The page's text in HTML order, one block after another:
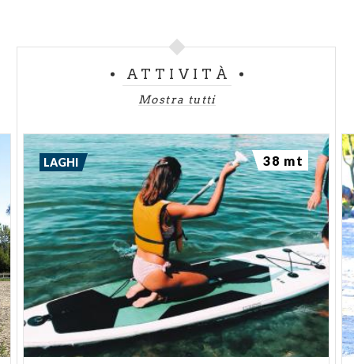
ATTIVITÀ
Mostra tutti
LAGHI 38 mt